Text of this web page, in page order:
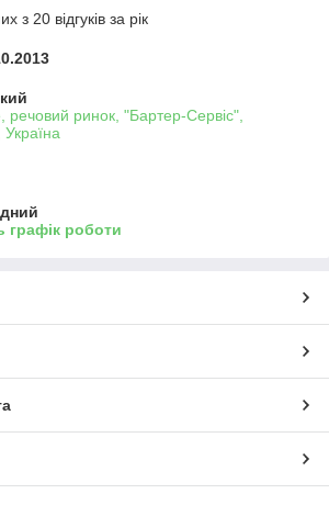
з 20 відгуків за рік
речовий ринок, "Бартер-Сервіс",
графік роботи